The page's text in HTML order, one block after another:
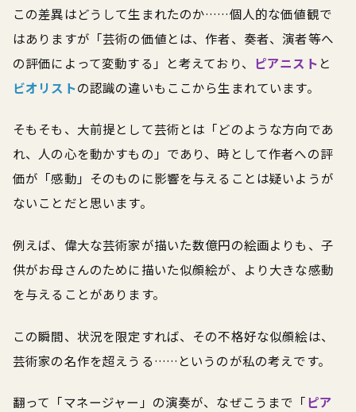
この差異はどうして生まれたのか……個人的な価値観で
はありますが「芸術の価値とは、作者、奏者、演者等へ
の評価によって変動する」と考えており、 ピアニスト と
ビオリストの認識の違いもここから生まれています。
そもそも、大前提として芸術とは「どのような方向であ
れ、人の心を動かすもの」であり、時として作者への評
価が「感動」そのものに影響を与えることは疑いようが
ないことだと思います。
例えば、偉大な芸術家が描いた数億円の絵画よりも、子
供がお母さんのために描いた似顔絵が、より大きな感動
を与えることがあります。
この瞬間、状況を限定すれば、その不格好な似顔絵は、
芸術家の名作を超えうる……というのが私の考えです。
翻って「マネージャー」の演奏が、なぜこうまで「ピア